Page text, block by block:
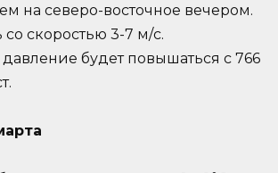
на северо-восточное вечером.
со скоростью 3-7 м/с.
будет повышаться с 766